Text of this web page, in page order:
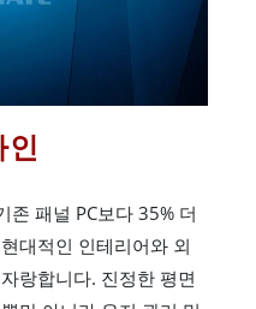
패널 PC보다 35% 더
대적인 인테리어와 외
랑합니다. 진정한 평면